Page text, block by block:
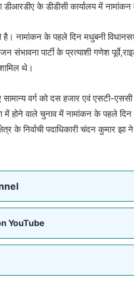
डीआरडीए के डीडीसी कार्यालय में
नामांकन के पहले दिन मधुबनी
पार्टी के प्रत्याशी गणेश
थे।
सामान्य वर्ग को दस हजार एवं एसटी-
होने वाले चुनाव में नामांकन के पहले दिन
के निर्वाची पदाधिकारी चंदन कुमार झा
YouTube